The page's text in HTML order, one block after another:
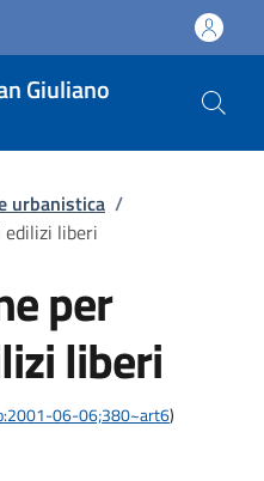
Giuliano
urbanistica /
liberi
per
liberi
06-06;380~art6)